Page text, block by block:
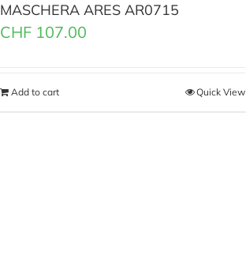
MASCHERA ARES AR0715
CHF107.00
Add to cart Quick View